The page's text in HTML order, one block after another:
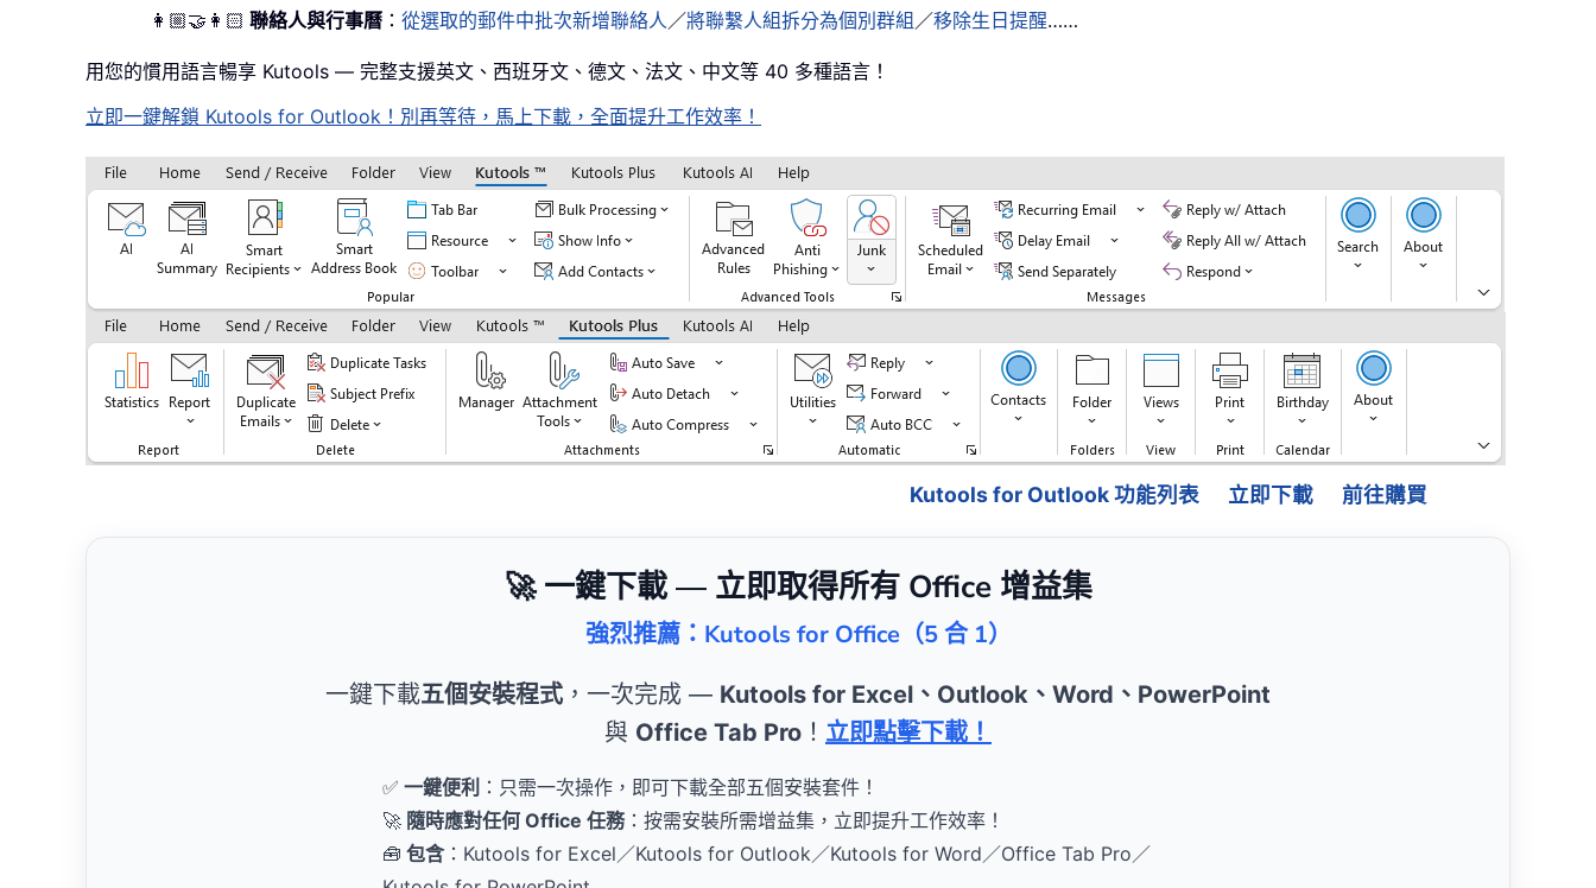
👩🏼‍🤝‍👩🏻 聯絡人與行事曆 ：從選取的郵件中批次新增聯絡人／將聯繫人組拆分為個別群組 ／移除生日提醒……
用您的慣用語言暢享 Kutools — 完整支援英文、西班牙文、德文、法文、中文等 40 多種語言！
立即一鍵解鎖 Kutools for Outlook！別再等待，馬上下載，全面提升工作效率！
Kutools for Outlook 功能列表 立即下載 前往購買
🚀 一鍵下載 — 立即取得所有 Office 增益集
強烈推薦：Kutools for Office（5 合 1）
一鍵下載五個安裝程式 ，一次完成 — Kutools for Excel、Outlook、Word、PowerPoint
與 Office Tab Pro ！ 立即點擊下載！
✅ 一鍵便利 ：只需一次操作，即可下載全部五個安裝套件！
🚀 隨時應對任何 Office 任務：按需安裝所需增益集，立即提升工作效率！
🧰 包含：Kutools for Excel／Kutools for Outlook／Kutools for Word／Office Tab Pro／